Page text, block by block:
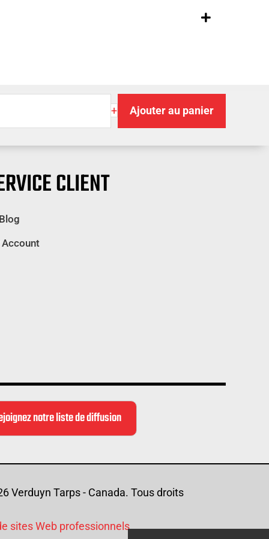
+ Ajouter au panier
CLIENT
Account
notre liste de diffusion
Verduyn Tarps - Canada. Tous droits
sites Web professionnels